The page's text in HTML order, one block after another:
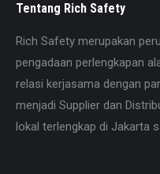
Tentang Rich Safety
Rich Safety merupakan
pengadaan perlengkapan
relasi kerjasama dengan
menjadi Supplier dan
lokal terlengkap di Jakarta